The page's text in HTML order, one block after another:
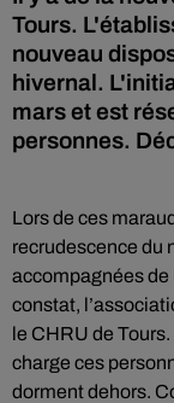
Tours.
nouveau
hivernal.
mars et est
personnes.
Lors de ces
recrudescence du
accompagnées de
constat,
le CHRU de
charge ces
dorment dehors.